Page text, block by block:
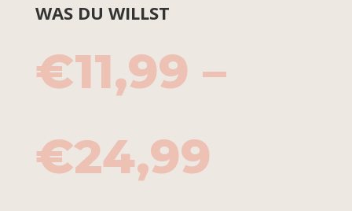
WAS DU WILLST
€11,99 –
€24,99